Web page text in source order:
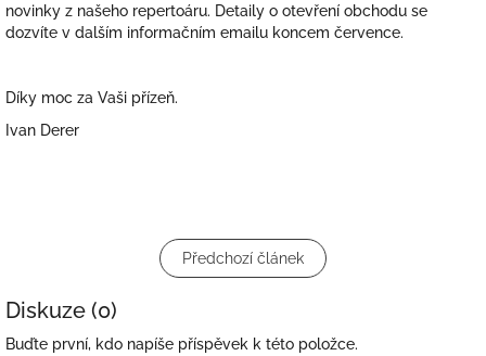
novinky z našeho repertoáru. Detaily o otevření obchodu se
dozvíte v dalším informačním emailu koncem července.
Díky moc za Vaši přízeň.
Ivan Derer
Předchozí článek
Diskuze (0)
Buďte první, kdo napíše příspěvek k této položce.